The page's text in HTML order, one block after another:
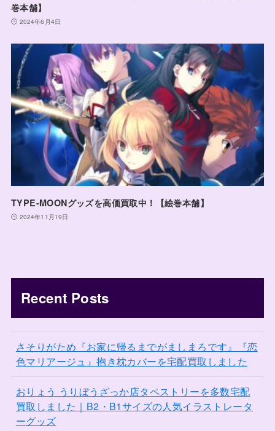
巻本舗】
2024年6月4日
TYPE-MOONグッズを高価買取中！【絵巻本舗】
2024年11月19日
Recent Posts
さそりがため『お家に帰るまでがましまろです』『恋
色マリアージュ』抱き枕カバーを宅配買取しました
おりょう うりぼうざっか店タペストリーを多数宅配
買取しました｜B2・B1サイズの人気イラストレータ
ーグッズ